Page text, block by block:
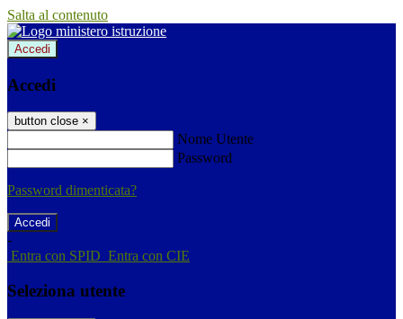
Salta al contenuto
Accedi
Accedi
button close ×
Nome Utente
Password
Password dimenticata?
-
Entra con SPID Entra con CIE
Seleziona utente